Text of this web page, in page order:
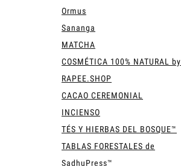
Ormus
Sananga
MATCHA
COSMÉTICA 100% NATURAL by
RAPEE.SHOP
CACAO CEREMONIAL
INCIENSO
TÉS Y HIERBAS DEL BOSQUE™
TABLAS FORESTALES de
SadhuPress™